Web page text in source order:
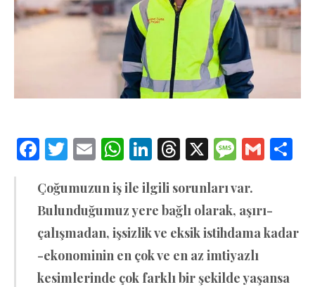
FacebookTwitterEmail WhatsAppLinkedInThreads
X Message
Gmail
Çoğumuzun iş ile ilgili sorunları var.
Bulunduğumuz yere bağlı olarak, aşırı-
çalışmadan, işsizlik ve eksik istihdama kadar
-ekonominin en çok ve en az imtiyazlı
kesimlerinde çok farklı bir şekilde yaşansa